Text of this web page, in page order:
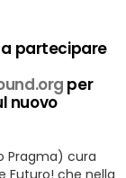
a partecipare
per
nuovo
Pragma) cura
Futuro! che nella